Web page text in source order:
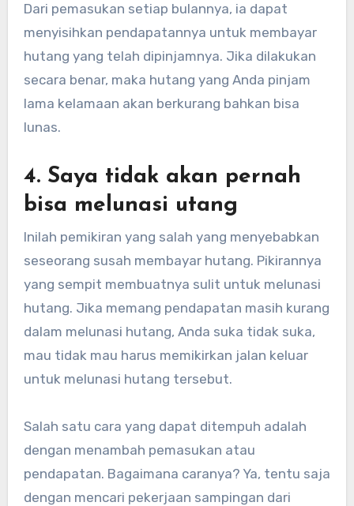
Dari pemasukan setiap bulannya, ia dapat
menyisihkan pendapatannya untuk membayar
hutang yang telah dipinjamnya. Jika dilakukan
secara benar, maka hutang yang Anda pinjam
lama kelamaan akan berkurang bahkan bisa
lunas.
4. Saya tidak akan pernah
bisa melunasi utang
Inilah pemikiran yang salah yang menyebabkan
seseorang susah membayar hutang. Pikirannya
yang sempit membuatnya sulit untuk melunasi
hutang. Jika memang pendapatan masih kurang
dalam melunasi hutang, Anda suka tidak suka,
mau tidak mau harus memikirkan jalan keluar
untuk melunasi hutang tersebut.
Salah satu cara yang dapat ditempuh adalah
dengan menambah pemasukan atau
pendapatan. Bagaimana caranya? Ya, tentu saja
dengan mencari pekerjaan sampingan dari